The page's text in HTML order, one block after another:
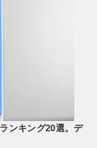
ンキング20選。デ